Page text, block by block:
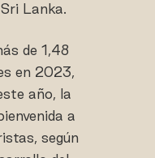
Lanka.
de 1,48
en 2023,
año, la
a
según